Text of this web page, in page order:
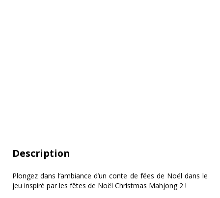
Description
Plongez dans l’ambiance d’un conte de fées de Noël dans le
jeu inspiré par les fêtes de Noël Christmas Mahjong 2 !